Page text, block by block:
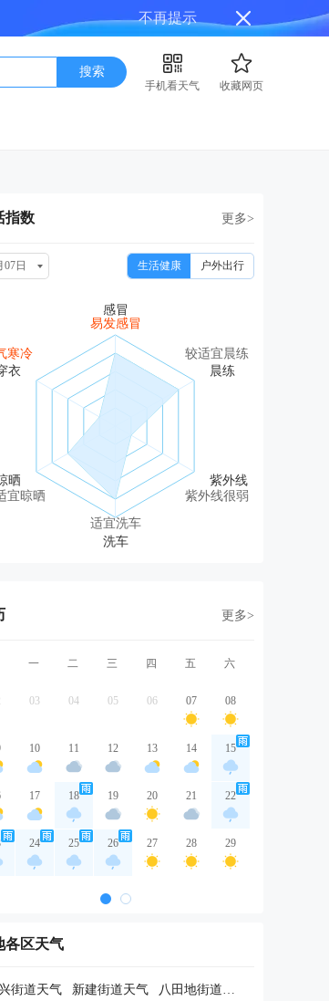
不再提示
搜索
手机看天气
收藏网页
雨 多云转阴
西北风
2级
周二
小雨转阴
西南风
2级
周三
阴转晴
西南风
2级
指数 更多>
07日 生活健康 户外出行
易发感冒
寒冷
宜晾晒
适宜洗车
紫外线很弱
较适宜晨练
更多>
一 二 三 四 五 六
03 04 05 06 07 08
10 11 12 13 14 15
17 18 19 20 21 22
24 25 26 27 28 29
各区天气
街道天气 新建街道天气
八田地街道天气